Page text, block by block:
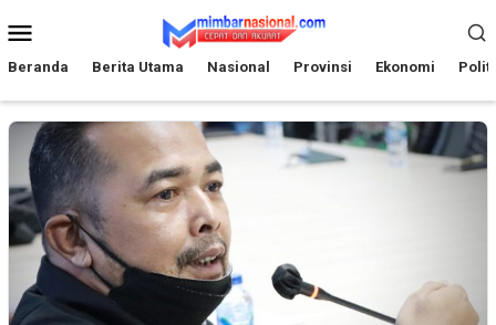
ke
Mobile
Beranda Berita Utama Nasional Provinsi Ekonomi